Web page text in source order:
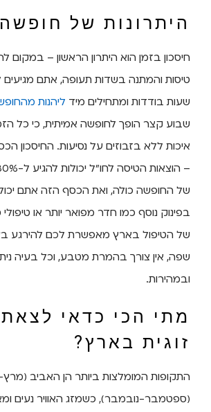
היתרונות של
חיסכון בזמן הוא היתרון הראשון – במקום
טיסות והמתנה בשדות תעופה, אתם
שעות בודדות ומתחילים מיד ליהנות
שבוע קצר הופך לחופשה אמיתית, כי כל
איכות ללא בזבוזים על נסיעות. החיסכון
של החופשה כולה, ואת הכסף הזה אתם
בפינוק נוסף כמו חדר מפואר יותר או
של הטיפול בארץ מאפשרת לכם להירגע
שפה, אין צורך בהמרת מטבע, וכל בעיה
ובמהירות.
מתי הכי כדאי
זוגית בארץ?
התקופות המומלצות ביותר הן האביב (מרץ-
(ספטמבר-נובמבר), כשמזג האוויר נעים